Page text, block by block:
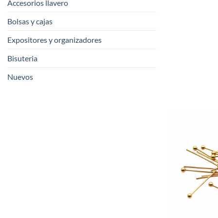
Accesorios llavero
Bolsas y cajas
Expositores y organizadores
Bisuteria
Nuevos